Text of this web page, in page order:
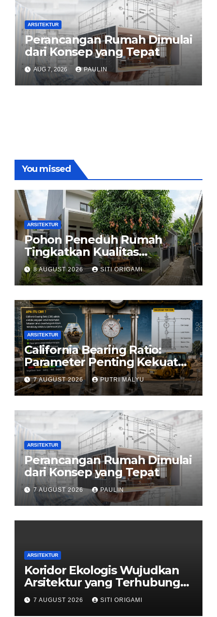
ARSITEKTUR
Perancangan Rumah Dimulai
dari Konsep yang Tepat
AUG 7, 2026 PAULIN
You missed
ARSITEKTUR
Pohon Peneduh Rumah
Tingkatkan Kualitas
Arsitektur Hunian
8 AUGUST 2026 SITI ORIGAMI
ARSITEKTUR
California Bearing Ratio:
Parameter Penting Kekuatan
Tanah Konstruksi
7 AUGUST 2026 PUTRI MALYU
ARSITEKTUR
Perancangan Rumah Dimulai
dari Konsep yang Tepat
7 AUGUST 2026 PAULIN
ARSITEKTUR
Koridor Ekologis Wujudkan
Arsitektur yang Terhubung
dengan Alam
7 AUGUST 2026 SITI ORIGAMI